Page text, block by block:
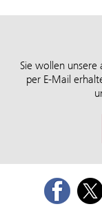
Sie wollen
per E-Mail
Facebook